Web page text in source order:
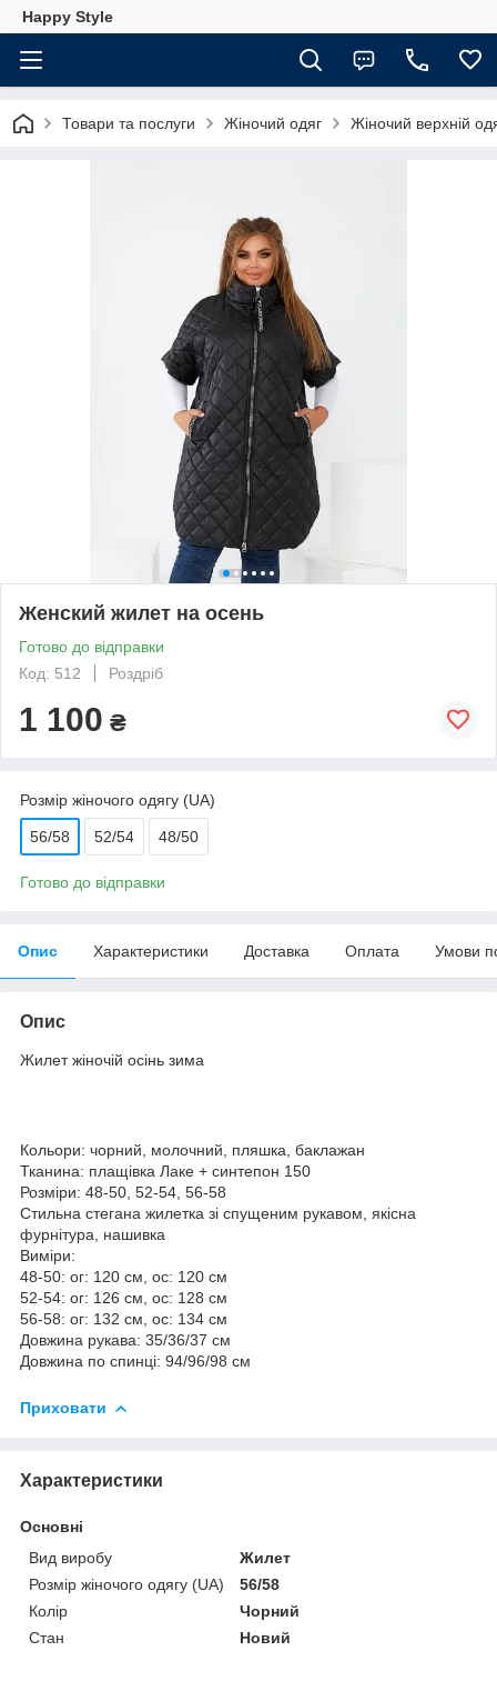
Happy Style
Товари та послуги Жіночий одяг Жіночий верхній
Женский жилет на осень
Готово до відправки
Код: 512
Роздріб
1 100 ₴
Розмір жіночого одягу (UA)
56/58 52/54 48/50
Готово до відправки
Опис Характеристики Доставка Оплата Умови
Опис
Жилет жіночій осінь зима
Кольори: чорний, молочний, пляшка, баклажан
Тканина: плащівка Лаке + синтепон 150
Розміри: 48-50, 52-54, 56-58
Стильна стегана жилетка зі спущеним рукавом, якісна
фурнітура, нашивка
Виміри:
48-50: ог: 120 см, ос: 120 см
52-54: ог: 126 см, ос: 128 см
56-58: ог: 132 см, ос: 134 см
Довжина рукава: 35/36/37 см
Довжина по спинці: 94/96/98 см
Приховати
Характеристики
Основні
Вид виробу
Жилет
Розмір жіночого одягу (UA)
56/58
Колір
Чорний
Стан
Новий